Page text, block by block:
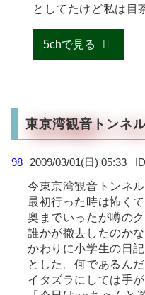
としてたけど私は目
5chで見る
東京湾観音トンネ
98 2009/03/01(日) 05:33
今東京湾観音トンネ
最初行った時は怖く
奥までいったが噂の
誰かが撤去したのかな
かわりに小学生の日
とした。何であるんだ
イタズラにしては手